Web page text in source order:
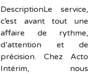
DescriptionLe service,
c’est avant tout une
affaire de rythme,
d’attention et de
précision. Chez Acto
Intérim, nous